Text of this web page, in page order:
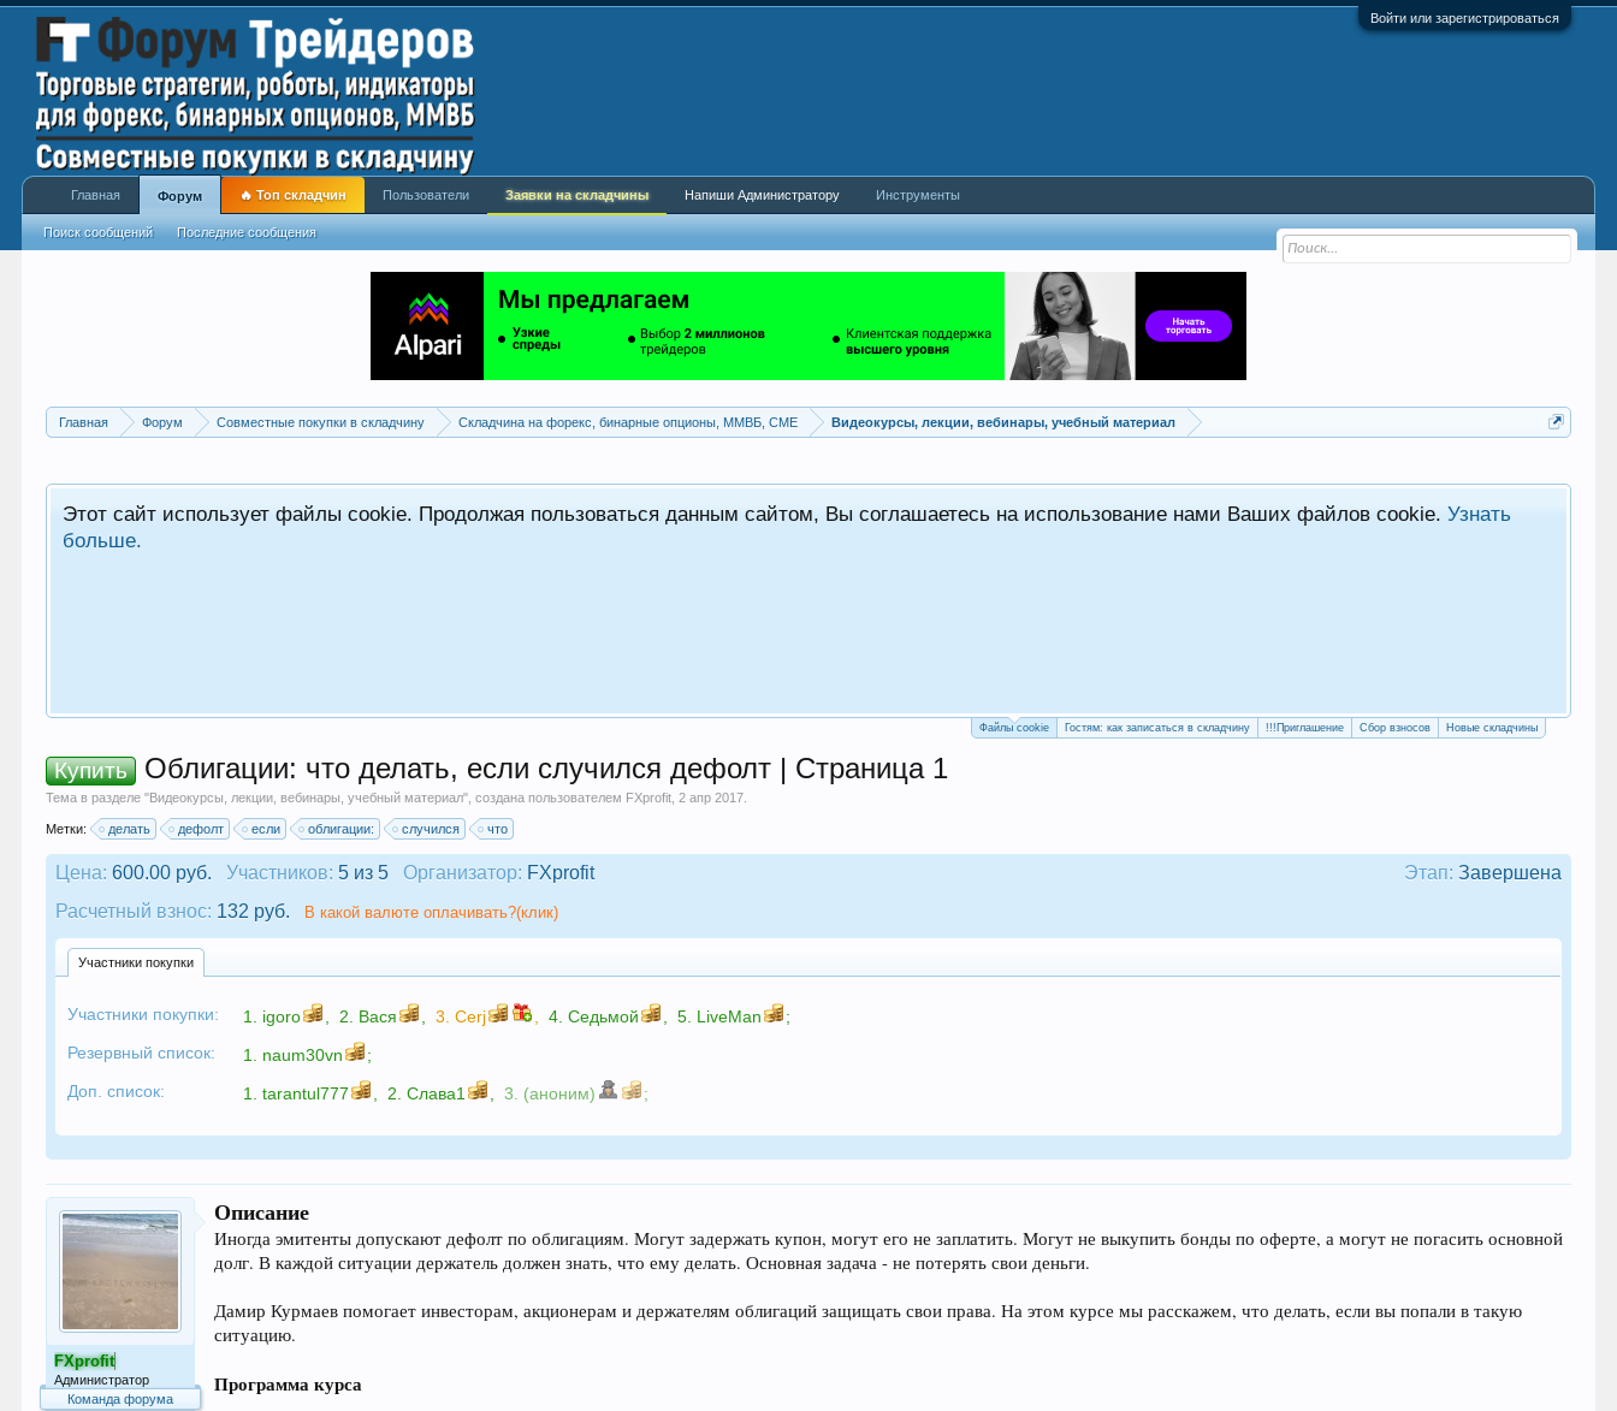
Войти или зарегистрироваться
Главная Форум Совместные покупки в складчину Складчина на форекс, бинарные опционы, ММВБ, CME Видеокурсы, лекции, вебинары, учебный материал
Этот сайт использует файлы cookie. Продолжая пользоваться данным сайтом, Вы соглашаетесь на использование нами Ваших файлов cookie.Узнать
больше.
Файлы cookie Гостям: как записаться в складчину !!!Приглашение Сбор взносов Новые складчины
Купить Облигации: что делать, если случился дефолт | Страница 1
Тема в разделе "Видеокурсы, лекции, вебинары, учебный материал", создана пользователем FXprofit ,2 апр 2017
Метки: делать дефолт если облигации: случился что
Этап: Завершена
Цена: 600.00 руб. Участников: 5 из 5 Организатор: FXprofit
Расчетный взнос: 132 руб. В какой валюте оплачивать?(клик)
Участники покупки
Участники покупки: 1. igoro 2. Вася 3.Cerj 4.Седьмой 5. LiveMan
;
Резервный список:
1. naum30vn
;
Доп. список:
1.tarantul777 2.Слава1 3. (аноним) ;
FXprofit
Администратор
Команда форума
Описание
Иногда эмитенты допускают дефолт по облигациям. Могут задержать купон, могут его не заплатить. Могут не выкупить бонды по оферте, а могут не погасить основной
долг. В каждой ситуации держатель должен знать, что ему делать. Основная задача - не потерять свои деньги.
Дамир Курмаев помогает инвесторам, акционерам и держателям облигаций защищать свои права. На этом курсе мы расскажем, что делать, если вы попали в такую
ситуацию.
Программа курса
Главная Форум
Поиск сообщений Последние сообщения
🔥 Топ складчин Пользователи Заявки на складчины Напиши Администратору Инструменты